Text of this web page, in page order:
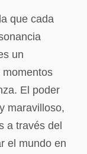
que cada
un
momentos
El poder
maravilloso,
a través del
el mundo en